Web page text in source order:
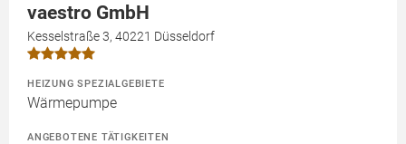
vaestro GmbH
Kesselstraße 3, 40221 Düsseldorf
HEIZUNG SPEZIALGEBIETE
Wärmepumpe
ANGEBOTENE TÄTIGKEITEN